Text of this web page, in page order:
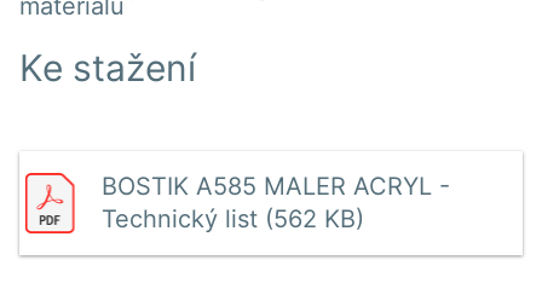
Ke stažení
BOSTIK A585 MALER ACRYL -
Technický list (562 KB)